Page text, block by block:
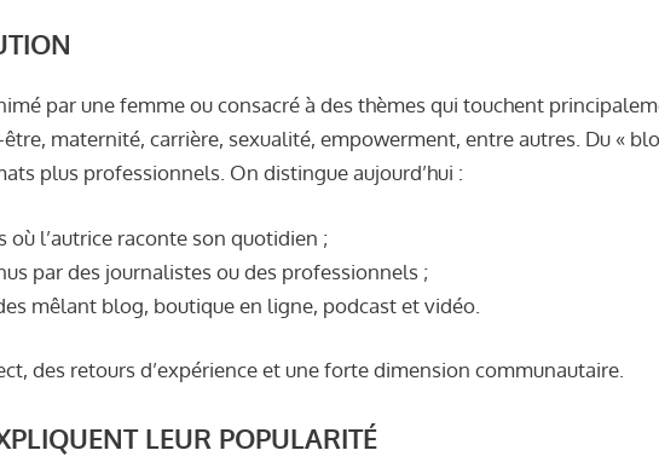
par une femme ou consacré à des thèmes qui touchent
maternité, carrière, sexualité, empowerment, entre autres. Du «
plus professionnels. On distingue aujourd’hui :
où l’autrice raconte son quotidien ;
par des journalistes ou des professionnels ;
mêlant blog, boutique en ligne, podcast et vidéo.
des retours d’expérience et une forte dimension communautaire.
LEUR POPULARITÉ